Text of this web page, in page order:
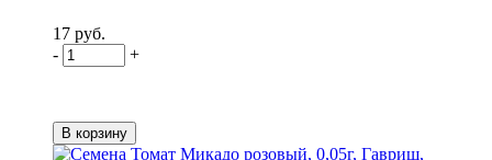
17 руб.
-
+